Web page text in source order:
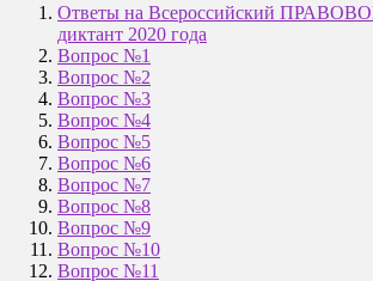
Ответы на Всероссийский
диктант 2020 года
Вопрос №1
Вопрос №2
Вопрос №3
Вопрос №4
Вопрос №5
Вопрос №6
Вопрос №7
Вопрос №8
Вопрос №9
Вопрос №10
Вопрос №11